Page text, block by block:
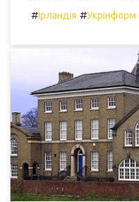
#Ірландія #Укрінформ